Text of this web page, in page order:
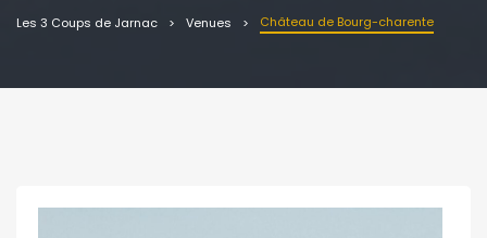
Les 3 Coups de Jarnac Venues Château de Bourg-charente